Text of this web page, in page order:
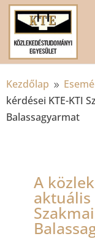
Kezdőlap 9
kérdései KTE-KTI
Balassagyarmat
A
aktuális